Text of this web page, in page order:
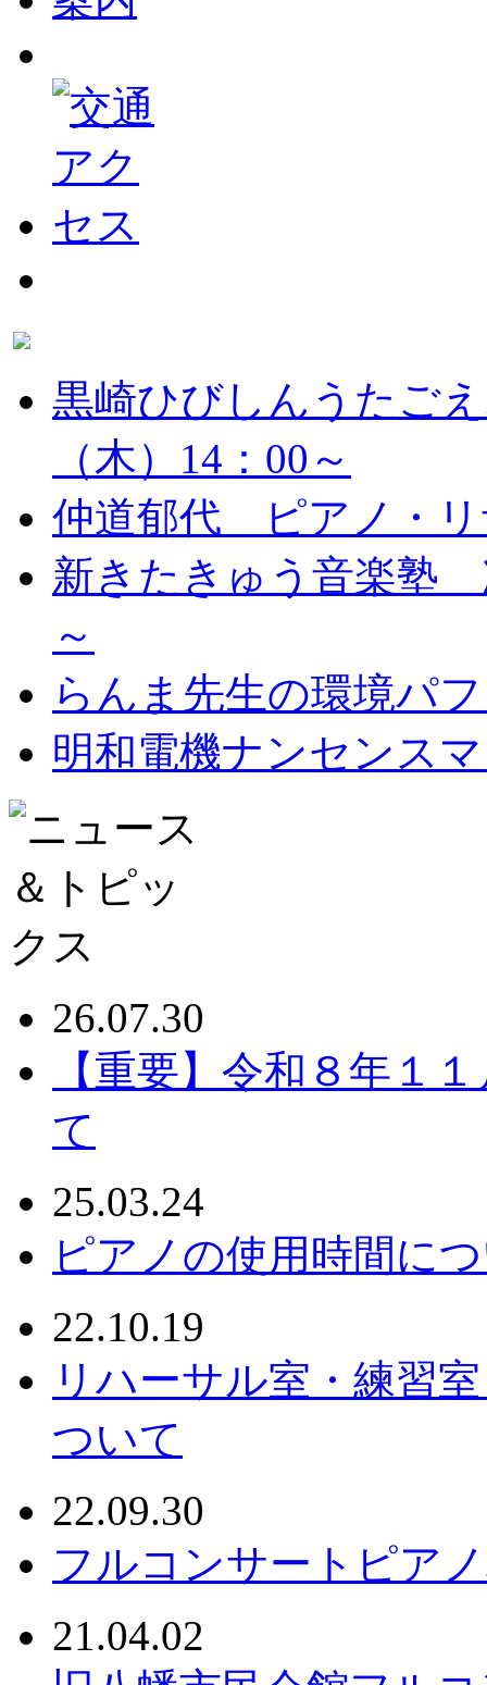
黒崎ひびしんうたご
（木）14：00～
仲道郁代 ピアノ・リ
新きたきゅう音楽塾
～
らんま先生の環境パ
明和電機ナンセンス
26.07.30
【重要】令和８年１
て
25.03.24
ピアノの使用時間に
22.10.19
リハーサル室・練習
ついて
22.09.30
フルコンサートピア
21.04.02